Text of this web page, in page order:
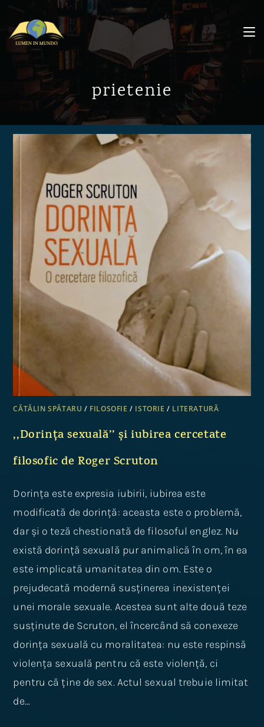
prietenie
CĂTĂLIN SPĂTARU / FILOSOFIE / ISTORIE / LITERATURĂ
,,Dorința sexuală’’ și iubirea cercetate
filosofic de Roger Scruton
Dorința este expresia iubirii, iubirea este
modificată de dorință: aceasta este o problemă,
dar și o teză chestionată de filosoful englez. Nu
există dorință sexuală pur animalică în om, în ea
este implicată umanitatea din om. Este o
prejudecată modernă susținerea inexistenței
unei morale sexuale. Acestea sunt alte două teze
susținute de Scruton, el încercând să conexeze
dorința sexuală cu moralitatea: nu este respinsă
violența sexuală pentru că este violență, ci
pentru că ține de sex. Actul sexual trebuie limitat
de…